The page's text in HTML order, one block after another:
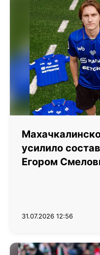
усилило
Егором
31.07.2026 12:56